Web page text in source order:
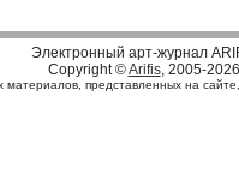
Электронный арт-журнал
Copyright ©Arifis, 2005-2026
материалов, представленных на